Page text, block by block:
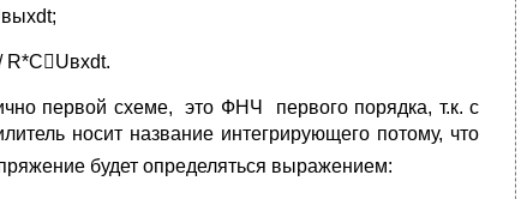
R*CUвхdt.
первой схеме, это ФНЧ первого порядка, т.к. с
носит название интегрирующего потому, что
будет определяться выражением: